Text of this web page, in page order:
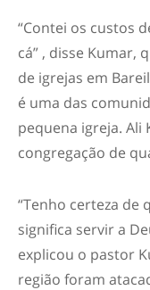
“Contei os custos
cá” , disse Kumar,
de igrejas em
é uma das
pequena igreja. Ali
congregação de
“Tenho certeza de
significa servir a
explicou o pastor
região foram